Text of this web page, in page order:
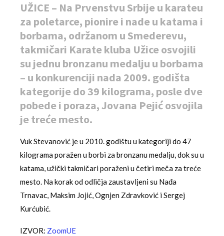
UŽICE – Na Prvenstvu Srbije u karateu
za poletarce, pionire i nade u katama i
borbama, održanom u Smederevu,
takmičari Karate kluba Užice osvojili
su jednu bronzanu medalju u borbama
– u konkurenciji nada 2009. godišta
kategorije do 39 kilograma, posle dve
pobede i poraza, Jovana Pejić osvojila
je treće mesto.
Vuk Stevanović je u 2010. godištu u kategoriji do 47
kilograma poražen u borbi za bronzanu medalju, dok su u
katama, užički takmičari poraženi u četiri meča za treće
mesto. Na korak od odličja zaustavljeni su Nađa
Trnavac, Maksim Jojić, Ognjen Zdravković i Sergej
Kurćubić.
IZVOR: ZoomUE